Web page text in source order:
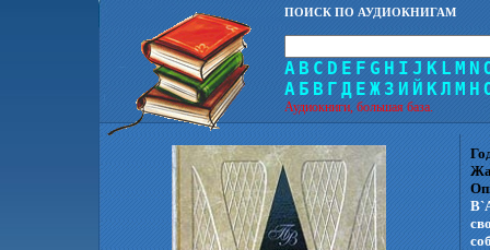
ПОИСК ПО АУДИОКНИГАМ
A B C D E F G H I J K L M N
А Б В Г Д Е Ж З И Й КЛ М Н
Аудиокниги, большая база.